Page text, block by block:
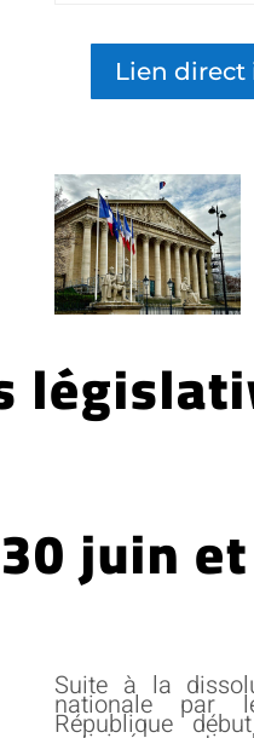
Lien
juin
Suite à la
nationale par
République